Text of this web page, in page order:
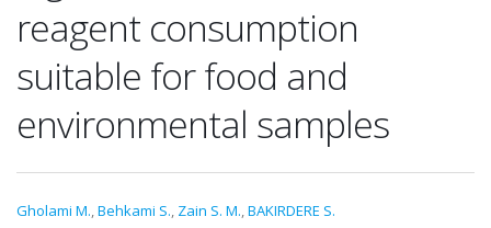
reagent consumption
suitable for food and
environmental samples
Gholami M.,Behkami S., Zain S. M.,BAKIRDERE S.